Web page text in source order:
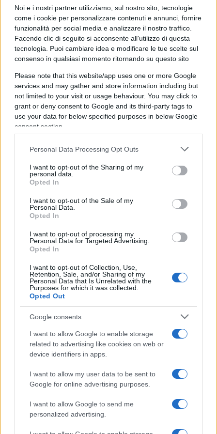
Noi e i nostri partner utilizziamo, sul nostro sito, tecnologie
come i cookie per personalizzare contenuti e annunci, fornire
funzionalità per social media e analizzare il nostro traffico.
Facendo clic di seguito si acconsente all'utilizzo di questa
tecnologia. Puoi cambiare idea e modificare le tue scelte sul
consenso in qualsiasi momento ritornando su questo sito
Please note that this website/app uses one or more Google
services and may gather and store information including but
not limited to your visit or usage behaviour. You may click to
grant or deny consent to Google and its third-party tags to
use your data for below specified purposes in below Google
consent section.
Personal Data Processing Opt Outs
I want to opt-out of the Sharing of my
personal data.
Opted In
I want to opt-out of the Sale of my
Personal Data.
Opted In
I want to opt-out of processing my
Personal Data for Targeted Advertising.
Opted In
I want to opt-out of Collection, Use,
Retention, Sale, and/or Sharing of my
Personal Data that Is Unrelated with the
Purposes for which it was collected.
Opted Out
Google consents
I want to allow Google to enable storage
related to advertising like cookies on web or
device identifiers in apps.
I want to allow my user data to be sent to
Google for online advertising purposes.
I want to allow Google to send me
personalized advertising.
forza di provocare finisce per provocare se stesso
all’insegna della massima pubblicitaria “tutto fa
brodo”.
Leggi anche:
Eco-vandali a gettone: Ultima Generazione
rischia di chiudere
né grave né seria. La prodezza dei fannulloni di
Ultima Generazione (nel frattempo ribattezzatesi
in “Prossima Generazione”: alla fine del mondo
non credevano loro per primi, da bravi cialtroni),
risaliva ai tempi dei fondi sorosiani e di altri
marpioni della riconversione energetica, adesso è
tempo di rinsavimento,i soldi sono finitie con
essi le provocazioni ad uso e consumo del nuovo
dell’Italia non grave, non seria, semmai
del Paese
di cui dice oggi su “la Verità” Mario
Giordano in risposta a un lettore, ma, volendo, si
può leggere come l’ennesimo dispetto o pizzino al
democristiana che incassa e tace.
Primum durare! Sì, un Paese finito, evaporato,
fumettistica, chiedono soldi per ciò che non sono